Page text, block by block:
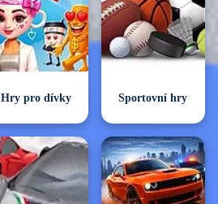
Hry pro dívky Sportovní hry